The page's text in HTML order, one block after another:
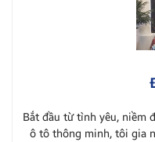
Bắt đầu từ tình yêu, niềm
ô tô thông minh, tôi gia